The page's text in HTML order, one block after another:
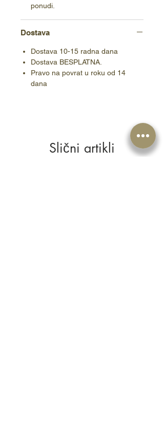
ponudi.
Dostava
Dostava 10-15 radna dana
Dostava BESPLATNA.
Pravo na povrat u roku od 14
dana
Slični artikli